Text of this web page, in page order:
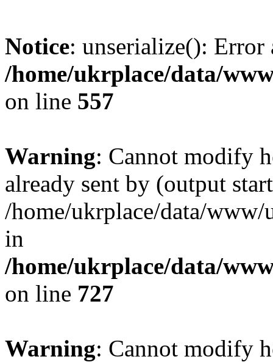
Notice: unserialize():
/home/ukrplace/data/
on line 557
Warning: Cannot modify
already sent by (output
/home/ukrplace/data/
in
/home/ukrplace/data/
on line 727
Warning: Cannot modify